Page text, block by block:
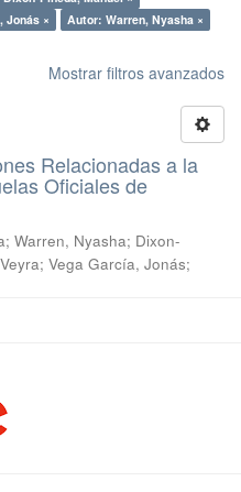
Jonás ×
Autor: Warren, Nyasha ×
Mostrar filtros avanzados
Relacionadas a la
Oficiales de
Warren, Nyasha; Dixon-
Vega García, Jonás;